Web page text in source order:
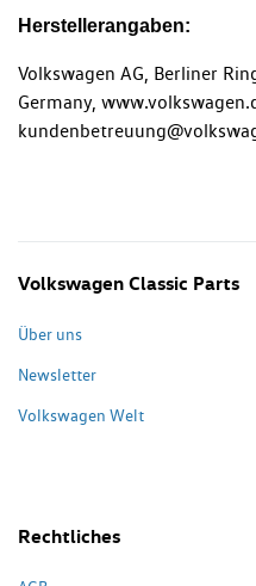
Herstellerangaben:
Volkswagen AG, Berliner
Germany,
Volkswagen Classic Parts
Über uns
Newsletter
Volkswagen Welt
Rechtliches